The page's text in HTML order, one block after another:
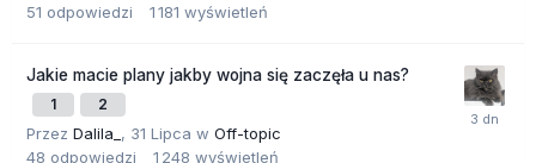
51 odpowiedzi 1 181 wyświetleń
Jakie macie plany jakby wojna się zaczęła u nas?
1 2
Przez Dalila_ , 31 Lipca w Off-topic
48 odpowiedzi 1 248 wyświetleń